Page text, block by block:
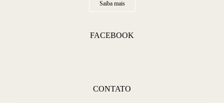
Saiba mais
FACEBOOK
CONTATO